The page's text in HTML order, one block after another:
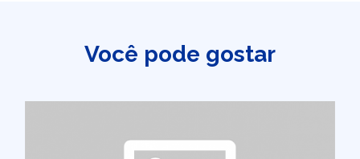
Você pode gostar